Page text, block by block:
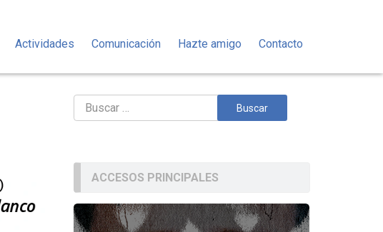
Actividades Comunicación Hazte amigo Contacto
Buscar:
ACCESOS PRINCIPALES